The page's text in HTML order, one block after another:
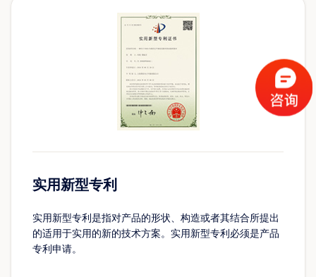
实用新型专利
实用新型专利是指对产品的形状、构造或者其结合所提出
的适用于实用的新的技术方案。实用新型专利必须是产品
专利申请。